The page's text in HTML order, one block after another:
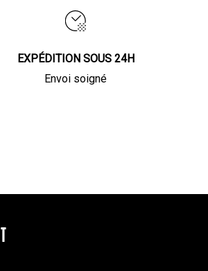
EXPÉDITION SOUS 24H
Envoi soigné